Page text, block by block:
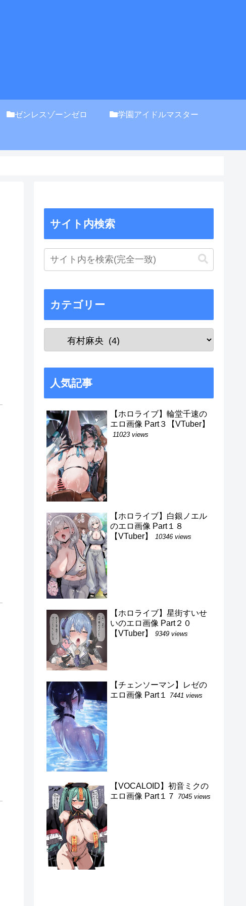
ゼンレスゾーンゼロ 学園アイドルマスター
サイト内検索
カテゴリー
人気記事
【ホロライブ】輪堂千速の
エロ画像 Part３【VTuber】
11023 views
【ホロライブ】白銀ノエル
のエロ画像 Part１８
【VTuber】
10346 views
【ホロライブ】星街すいせ
いのエロ画像 Part２０
【VTuber】
9349 views
【チェンソーマン】レゼの
エロ画像 Part１
7441 views
【VOCALOID】初音ミクの
エロ画像 Part１７
7045 views